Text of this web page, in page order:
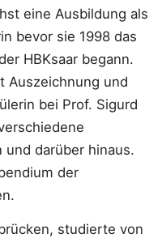
eine Ausbildung als
bevor sie 1998 das
HBKsaar begann.
Auszeichnung und
bei Prof. Sigurd
und darüber hinaus.
der
studierte von